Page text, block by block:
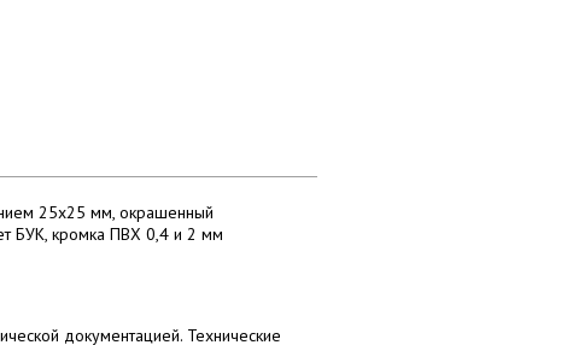
25х25 мм, окрашенный
БУК, кромка ПВХ 0,4 и 2 мм
документацией. Технические